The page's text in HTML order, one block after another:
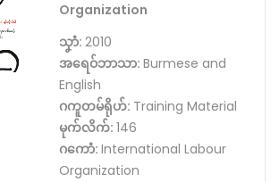
Organization
သၞာံ: 2010
အရေဝ်ဘာသာ: Burmese and
English
ဂကူတမ်ရိုဟ်: Training Material
မုက်လိက်: 146
ဂကောံ: International Labour
Organization